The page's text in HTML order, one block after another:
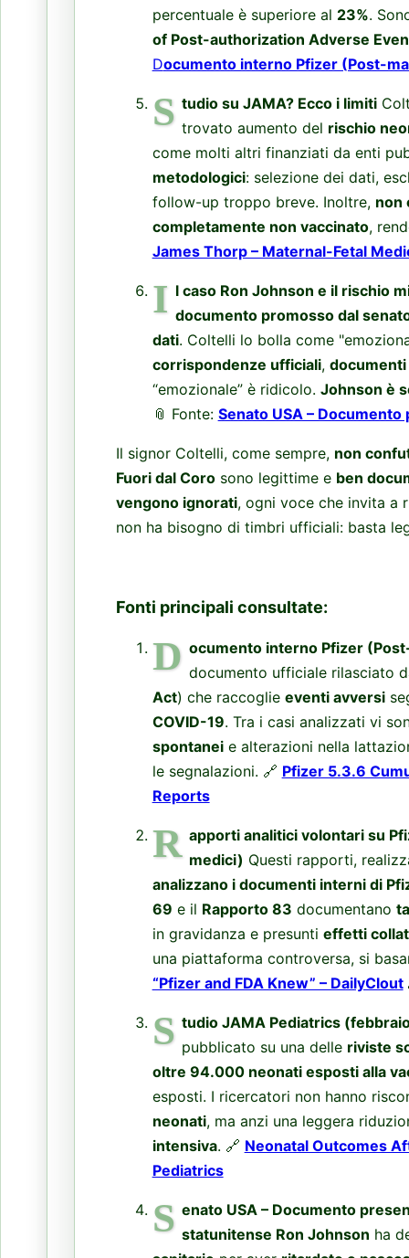
percentuale è superiore al 23%.
of Post-authorization Adverse
Documento interno Pfizer (Post-
S tudio su JAMA? Ecco i limiti
trovato aumento del rischio
come molti altri finanziati da enti
metodologici: selezione dei dati,
follow-up troppo breve. Inoltre, non
completamente non vaccinato,
James Thorp – Maternal-Fetal
I l caso Ron Johnson e il rischio
documento promosso dal
dati. Coltelli lo bolla come
corrispondenze ufficiali, documenti
“emozionale” è ridicolo. Johnson è
📎 Fonte: Senato USA –
Il signor Coltelli, come sempre, non
Fuori dal Corosono legittime e ben
vengono ignorati, ogni voce che invita a
non ha bisogno di timbri ufficiali: basta
Fonti principali consultate:
D ocumento interno Pfizer
documento ufficiale rilasciato
Act) che raccoglie eventi avversi
COVID-19. Tra i casi analizzati vi
spontaneie alterazioni nella
le segnalazioni. 🔗 Pfizer 5.3.6
Reports
R apporti analitici volontari su
medici) Questi rapporti,
analizzano i documenti interni di
69 e il Rapporto 83 documentano
in gravidanza e presunti effetti
una piattaforma controversa, si
“Pfizer and FDA Knew” – DailyClout
S tudio JAMA Pediatrics
pubblicato su una delle riviste
oltre 94.000 neonati esposti alla
esposti. I ricercatori non hanno
neonati, ma anzi una leggera
intensiva. 🔗 Neonatal Outcomes
Pediatrics
S enato USA – Documento
statunitense Ron Johnson ha